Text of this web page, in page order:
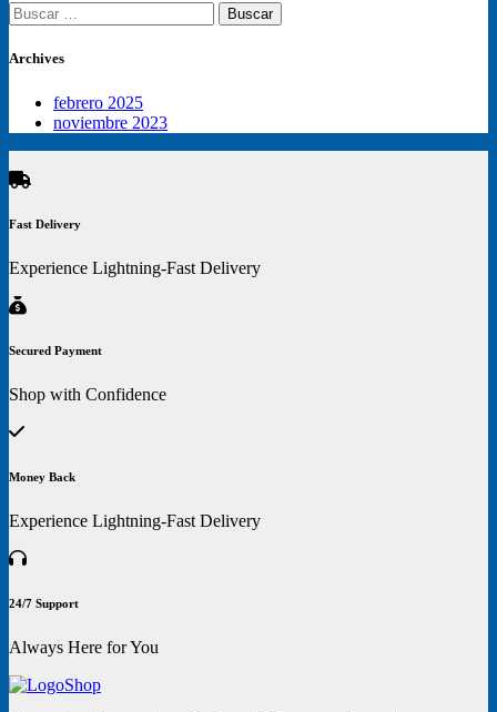
Buscar:
Archives
febrero 2025
noviembre 2023
Fast Delivery
Experience Lightning-Fast Delivery
Secured Payment
Shop with Confidence
Money Back
Experience Lightning-Fast Delivery
24/7 Support
Always Here for You